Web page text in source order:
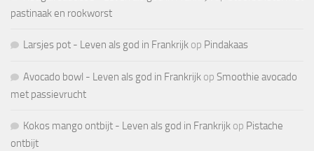
pastinaak en rookworst
Larsjes pot - Leven als god in Frankrijk op Pindakaas
Avocado bowl - Leven als god in Frankrijk op Smoothie avocado
met passievrucht
Kokos mango ontbijt - Leven als god in Frankrijk op Pistache
ontbijt